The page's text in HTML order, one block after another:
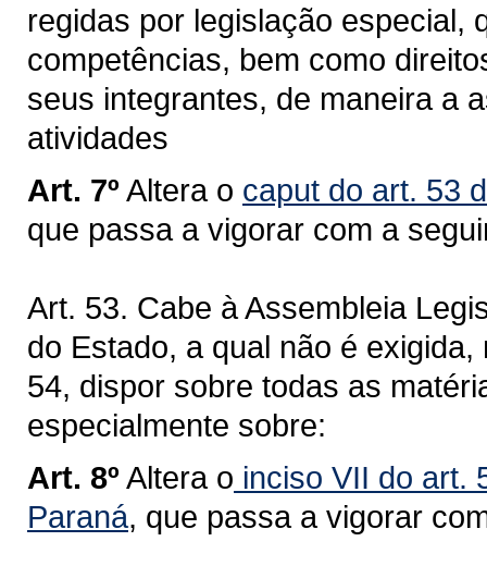
regidas por legislação especial,
competências, bem como
seus integrantes, de maneira a
atividades
Art. 7º Altera o caput do art. 53
que passa a vigorar com a
Art. 53. Cabe à Assembleia
do Estado, a qual não é
54, dispor sobre todas as
especialmente sobre:
Art. 8º Altera o inciso VII do art.
Paraná, que passa a vigorar